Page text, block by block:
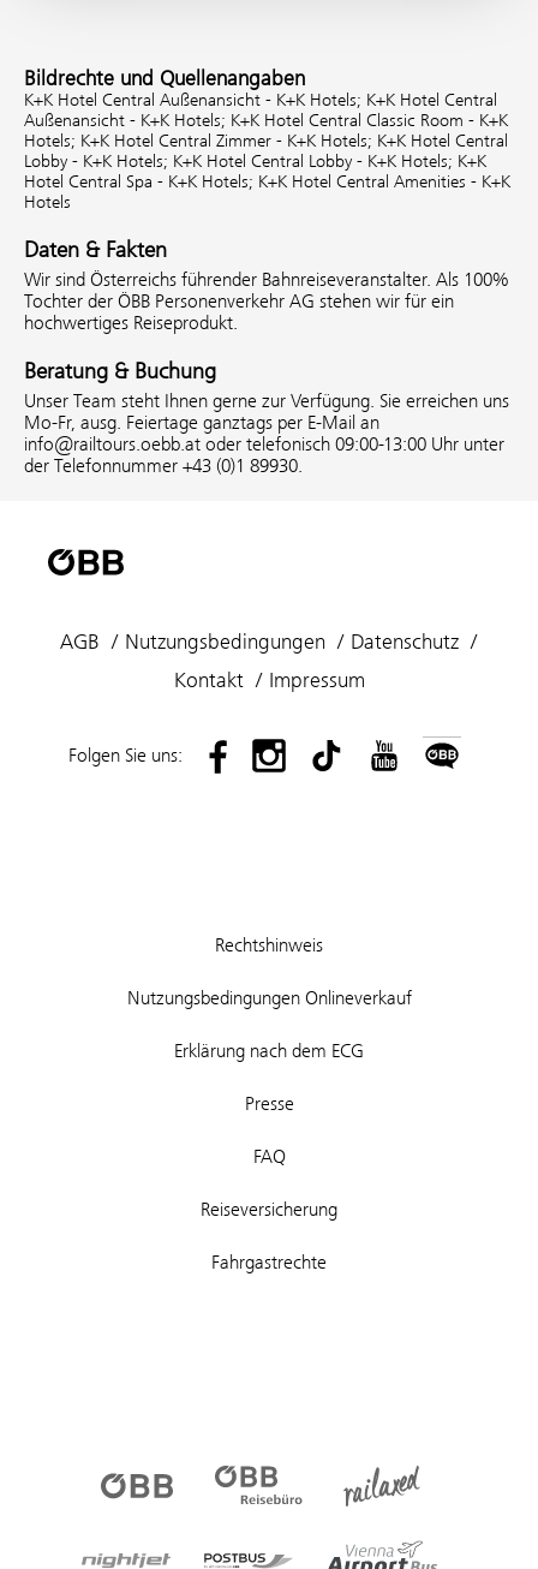
Bildrechte und Quellenangaben
K+K Hotel Central Außenansicht - K+K Hotels; K+K Hotel Central
Außenansicht - K+K Hotels; K+K Hotel Central Classic Room - K+K
Hotels; K+K Hotel Central Zimmer - K+K Hotels; K+K Hotel Central
Lobby - K+K Hotels; K+K Hotel Central Lobby - K+K Hotels; K+K
Hotel Central Spa - K+K Hotels; K+K Hotel Central Amenities - K+K
Hotels
Daten & Fakten
Wir sind Österreichs führender Bahnreiseveranstalter. Als 100%
Tochter der ÖBB Personenverkehr AG stehen wir für ein
hochwertiges Reiseprodukt.
Beratung & Buchung
Unser Team steht Ihnen gerne zur Verfügung. Sie erreichen uns
Mo-Fr, ausg. Feiertage ganztags per E-Mail an
info@railtours.oebb.at oder telefonisch 09:00-13:00 Uhr unter
der Telefonnummer +43 (0)1 89930.
AGB Nutzungsbedingungen
Datenschutz
Kontakt
Impressum
Folgen Sie uns:
Rechtshinweis
Nutzungsbedingungen Onlineverkauf
Erklärung nach dem ECG
Presse
FAQ
Reiseversicherung
Fahrgastrechte